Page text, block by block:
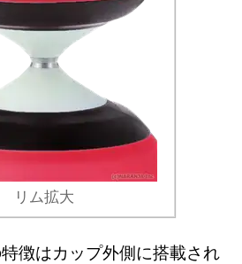
リム拡大
徴はカップ外側に搭載され